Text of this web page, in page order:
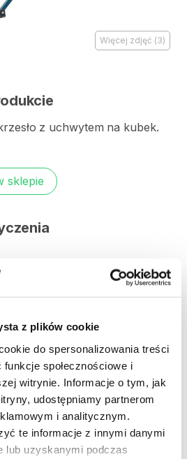
z plików cookie
do spersonalizowania treści
społecznościowe i
witrynie. Informacje o tym, jak
udostępniamy partnerom
i analitycznym.
te informacje z innymi danymi
lub uzyskanymi podczas
Więcej zdjęć (3)
z uchwytem na kubek.
sklepie
za wypożyczenie tego
SPRZĘTU